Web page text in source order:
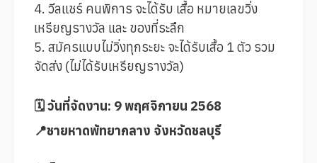
4. วีลแชร์ คนพิการ จะได้รับ เสื้อ หมายเลขวิ่ง
เหรียญรางวัล และ ของที่ระลึก
5. สมัครแบบไม่วิ่งทุกระยะ จะได้รับเสื้อ 1 ตัว รวม
จัดส่ง (ไม่ได้รับเหรียญรางวัล)
🗓 วันที่จัดงาน: 9 พฤศจิกายน 2568
📍ชายหาดพัทยากลาง จังหวัดชลบุรี